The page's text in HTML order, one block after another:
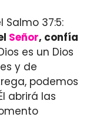
37:5:
Señor, confía
es un Dios
y de
podemos
abrirá las